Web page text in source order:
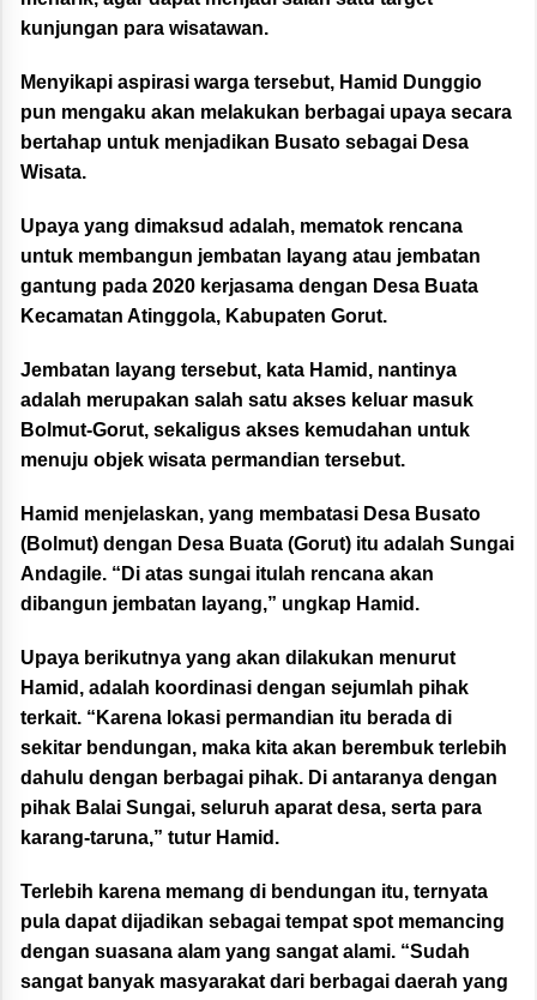
kunjungan para wisatawan.
Menyikapi aspirasi warga tersebut, Hamid Dunggio
pun mengaku akan melakukan berbagai upaya secara
bertahap untuk menjadikan Busato sebagai Desa
Wisata.
Upaya yang dimaksud adalah, mematok rencana
untuk membangun jembatan layang atau jembatan
gantung pada 2020 kerjasama dengan Desa Buata
Kecamatan Atinggola, Kabupaten Gorut.
Jembatan layang tersebut, kata Hamid, nantinya
adalah merupakan salah satu akses keluar masuk
Bolmut-Gorut, sekaligus akses kemudahan untuk
menuju objek wisata permandian tersebut.
Hamid menjelaskan, yang membatasi Desa Busato
(Bolmut) dengan Desa Buata (Gorut) itu adalah Sungai
Andagile. “Di atas sungai itulah rencana akan
dibangun jembatan layang,” ungkap Hamid.
Upaya berikutnya yang akan dilakukan menurut
Hamid, adalah koordinasi dengan sejumlah pihak
terkait. “Karena lokasi permandian itu berada di
sekitar bendungan, maka kita akan berembuk terlebih
dahulu dengan berbagai pihak. Di antaranya dengan
pihak Balai Sungai, seluruh aparat desa, serta para
karang-taruna,” tutur Hamid.
Terlebih karena memang di bendungan itu, ternyata
pula dapat dijadikan sebagai tempat spot memancing
dengan suasana alam yang sangat alami. “Sudah
sangat banyak masyarakat dari berbagai daerah yang